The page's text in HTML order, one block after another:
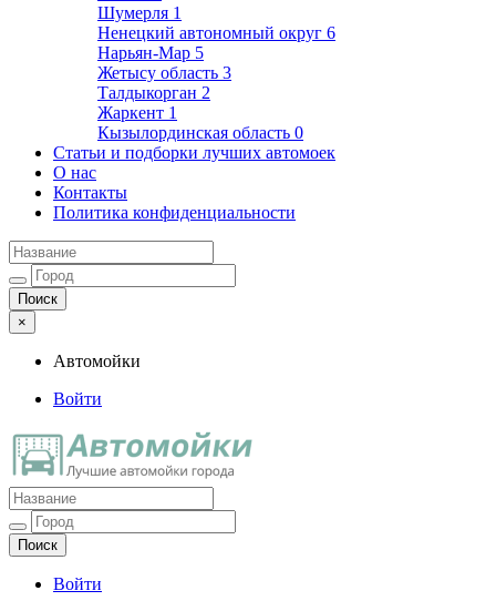
Шумерля 1
Ненецкий автономный округ 6
Нарьян-Мар 5
Жетысу область 3
Талдыкорган 2
Жаркент 1
Кызылординская область 0
Статьи и подборки лучших автомоек
О нас
Контакты
Политика конфиденциальности
×
Автомойки
Войти
Автомойки
Ещё один сайт на WordPress
Войти